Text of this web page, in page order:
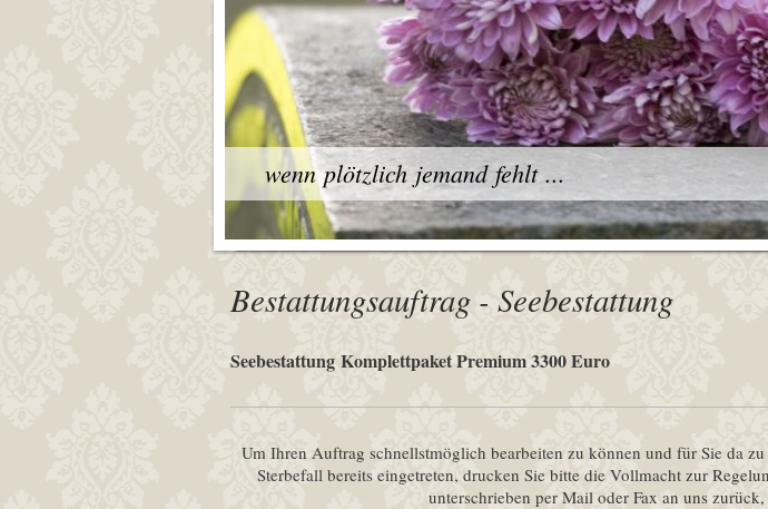
wenn plötzlich jemand fehlt ...
Bestattungsauftrag - Seebestattung
Seebestattung Komplettpaket Premium 3300 Euro
Um Ihren Auftrag schnellstmöglich bearbeiten zu können und für Sie da
Sterbefall bereits eingetreten, drucken Sie bitte die Vollmacht zur
unterschrieben per Mail oder Fax an uns